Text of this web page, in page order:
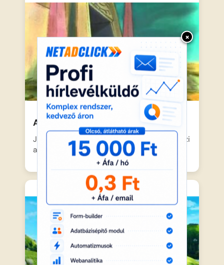
×
Asterix 12 probája
Julius Caesar úgy dönt, végső próbára teszi
a legyőzhetetlen gallokat,…